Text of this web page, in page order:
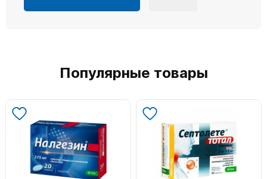
Популярные товары